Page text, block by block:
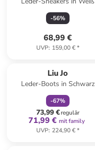
-56%
68,99 €
UVP: 159,00 €*
Liu Jo
Leder-Boots in Schwarz
-67%
73,99 €regulär
71,99 € mit family
UVP: 224,90 €*